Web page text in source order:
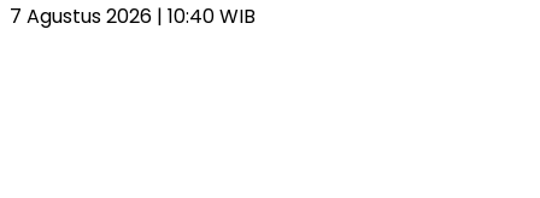
7 Agustus 2026 | 10:40 WIB